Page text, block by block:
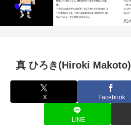
真 ひろき(Hiroki Makoto)
X Facebook
LINE